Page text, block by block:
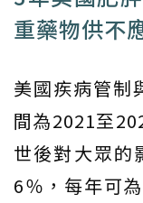
重藥物供不
美國疾病管制
間為2021至
世後對大眾的
6％，每年可